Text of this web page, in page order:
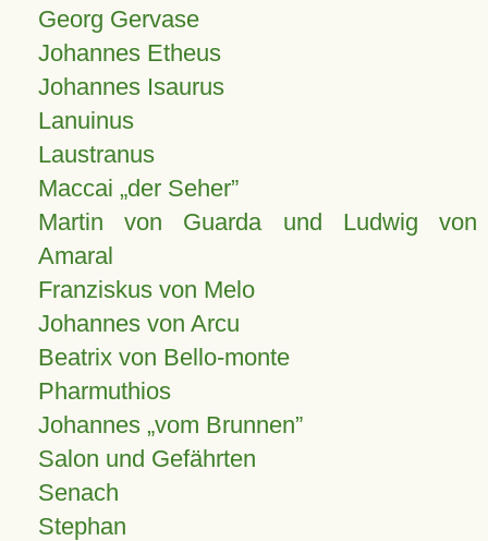
Georg Gervase
Johannes Etheus
Johannes Isaurus
Lanuinus
Laustranus
Maccai „der Seher”
Martin von Guarda und Ludwig von
Amaral
Franziskus von Melo
Johannes von Arcu
Beatrix von Bello-monte
Pharmuthios
Johannes vom Brunnen
Salon und Gefährten
Senach
Stephan